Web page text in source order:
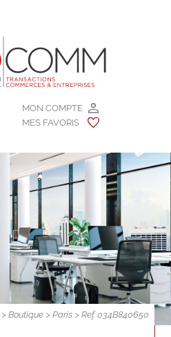
MON COMPTE
MES FAVORIS
>Boutique >Paris > Ref. 034B840650